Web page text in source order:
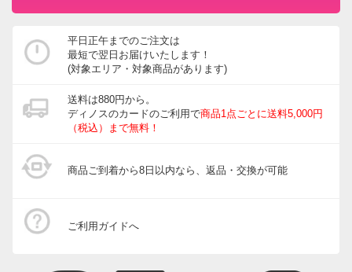
平日正午までのご注文は
最短で翌日お届けいたします！
(対象エリア・対象商品があります)
送料は880円から。
ディノスのカードのご利用で商品1点ごとに送料5,000円
（税込）まで無料！
商品ご到着から8日以内なら、返品・交換が可能
ご利用ガイドへ